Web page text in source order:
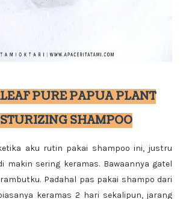
PURE PAPUA PLANT
SHAMPOO
aku rutin pakai shampoo ini, justru
makin sering keramas. Bawaannya gatel
Padahal pas pakai shampo dari
keramas 2 hari sekalipun, jarang